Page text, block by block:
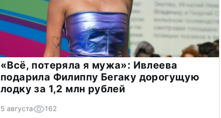
«Всё, потеряла я мужа»: Ивлеева
подарила Филиппу Бегаку дорогущую
лодку за 1,2 млн рублей
5 августа 162